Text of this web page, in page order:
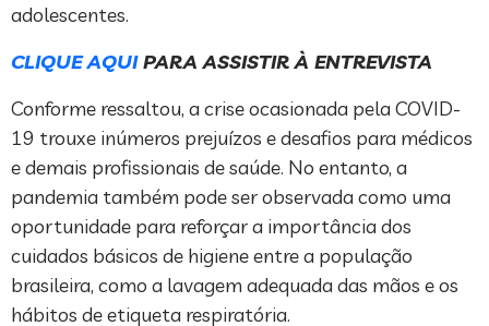
adolescentes.
CLIQUE AQUIPARA ASSISTIR À ENTREVISTA
Conforme ressaltou, a crise ocasionada pela COVID-
19 trouxe inúmeros prejuízos e desafios para médicos
e demais profissionais de saúde. No entanto, a
pandemia também pode ser observada como uma
oportunidade para reforçar a importância dos
cuidados básicos de higiene entre a população
brasileira, como a lavagem adequada das mãos e os
hábitos de etiqueta respiratória.